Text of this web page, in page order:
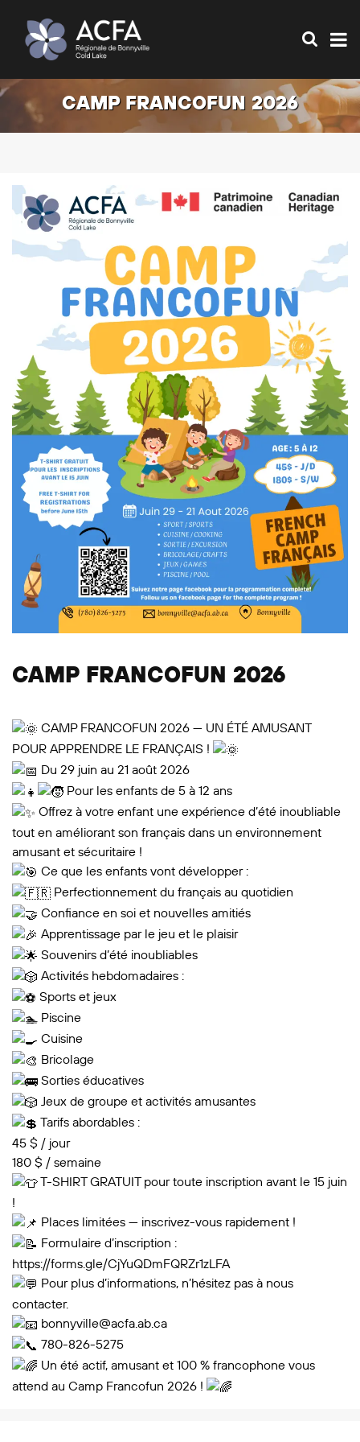
CAMP FRANCOFUN 2026
CAMP FRANCOFUN 2026
CAMP FRANCOFUN 2026 — UN ÉTÉ AMUSANT
POUR APPRENDRE LE FRANÇAIS !
Du 29 juin au 21 août 2026
Pour les enfants de 5 à 12 ans
Offrez à votre enfant une expérience d’été inoubliable
tout en améliorant son français dans un environnement
amusant et sécuritaire !
Ce que les enfants vont développer :
Perfectionnement du français au quotidien
Confiance en soi et nouvelles amitiés
Apprentissage par le jeu et le plaisir
Souvenirs d’été inoubliables
Activités hebdomadaires :
Sports et jeux
Piscine
Cuisine
Bricolage
Sorties éducatives
Jeux de groupe et activités amusantes
Tarifs abordables :
45 $ / jour
180 $ / semaine
T-SHIRT GRATUIT pour toute inscription avant le 15 juin
!
Places limitées — inscrivez-vous rapidement !
Formulaire d’inscription :
https://forms.gle/CjYuQDmFQRZr1zLFA
Pour plus d’informations, n’hésitez pas à nous
contacter.
bonnyville@acfa.ab.ca
780-826-5275
Un été actif, amusant et 100 % francophone vous
attend au Camp Francofun 2026 !